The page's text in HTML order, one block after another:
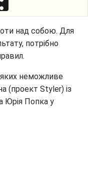
над собою. Для
потрібно
яких неможливе
(проект Styler) із
Юрія Попка у